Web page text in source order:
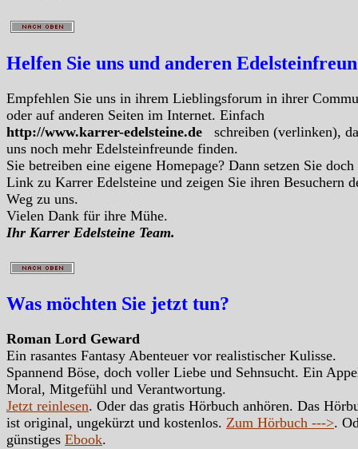
Helfen Sie uns und anderen
Empfehlen Sie uns in ihrem Lieblingsforum in ihrer
oder auf anderen Seiten im Internet. Einfach
http://www.karrer-edelsteine.de
schreiben (verlinken),
uns noch mehr Edelsteinfreunde finden.
Sie betreiben eine eigene Homepage? Dann setzen Sie doch
Link zu Karrer Edelsteine und zeigen Sie ihren Besuchern
Weg zu uns.
Vielen Dank für ihre Mühe.
Ihr Karrer Edelsteine Team.
Was möchten Sie jetzt tun?
Roman Lord Geward
Ein rasantes Fantasy Abenteuer vor realistischer Kulisse.
Spannend Böse, doch voller Liebe und Sehnsucht. Ein
Moral, Mitgefühl und Verantwortung.
Jetzt reinlesen. Oder das gratis Hörbuch anhören. Das
ist original, ungekürzt und kostenlos. Zum Hörbuch --->.
günstiges Ebook.